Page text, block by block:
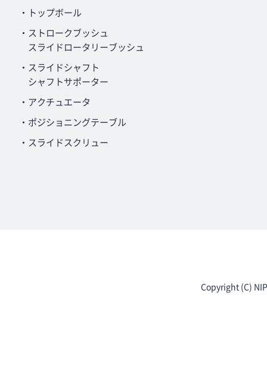
・トップボール
・ストロークブッシュ
スライドロータリーブッシュ
・スライドシャフト
シャフトサポーター
・アクチュエータ
・ポジショニングテーブル
・スライドスクリュー
Copyright (C)